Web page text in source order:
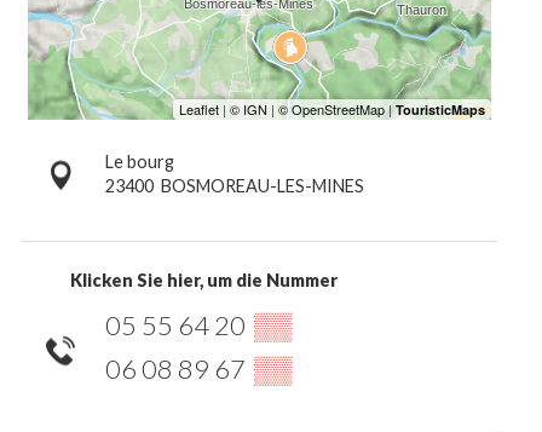
Le bourg
23400 BOSMOREAU-LES-MINES
Klicken Sie hier, um die Nummer
05 55 64 20 ▒▒
06 08 89 67 ▒▒